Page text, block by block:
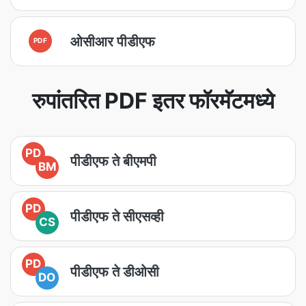
PDF ओसीआर पीडीएफ
रुपांतरित PDF इतर फॉरमॅटमध्ये
PD
BM
पीडीएफ ते बीएमपी
PD
CS
पीडीएफ ते सीएसव्ही
PD
DO
पीडीएफ ते डीओसी